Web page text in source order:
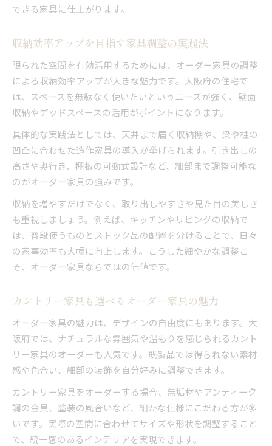
できる家具に仕上がります。
収納効率アップを目指す家具調整の実践法
限られた空間を有効活用するためには、オーダー家具の調整
による収納効率アップが大きな魅力です。大阪府の住宅で
は、スペースを無駄なく使いたいというニーズが強く、壁面
収納やデッドスペースの活用がポイントになります。
具体的な実践法としては、天井まで届く収納棚や、梁や柱の
凹凸に合わせた造作家具の導入が挙げられます。引き出しの
高さや奥行き、棚板の可動式設計など、細部まで調整可能な
のがオーダー家具の強みです。
収納を増やすだけでなく、取り出しやすさや見た目の美しさ
も重視しましょう。例えば、キッチンやリビングの収納で
は、普段使うものとストック品の配置を分けることで、日々
の家事効率も大幅に向上します。こうした細やかな調整こ
そ、オーダー家具ならではの価値です。
カントリー家具も選べるオーダー家具の魅力
オーダー家具の魅力は、デザインの自由度にもあります。大
阪府では、ナチュラルな雰囲気や温もりを感じられるカント
リー家具のオーダーも人気です。既製品では得られない素材
感や色合い、細部の装飾を自分好みに調整できます。
カントリー家具をオーダーする場合、無垢材やアンティーク
調の金具、塗装の風合いなど、細かな仕様にこだわる方が多
いです。実際の空間に合わせてサイズや形状を調整すること
で、統一感のあるインテリアを実現できます。